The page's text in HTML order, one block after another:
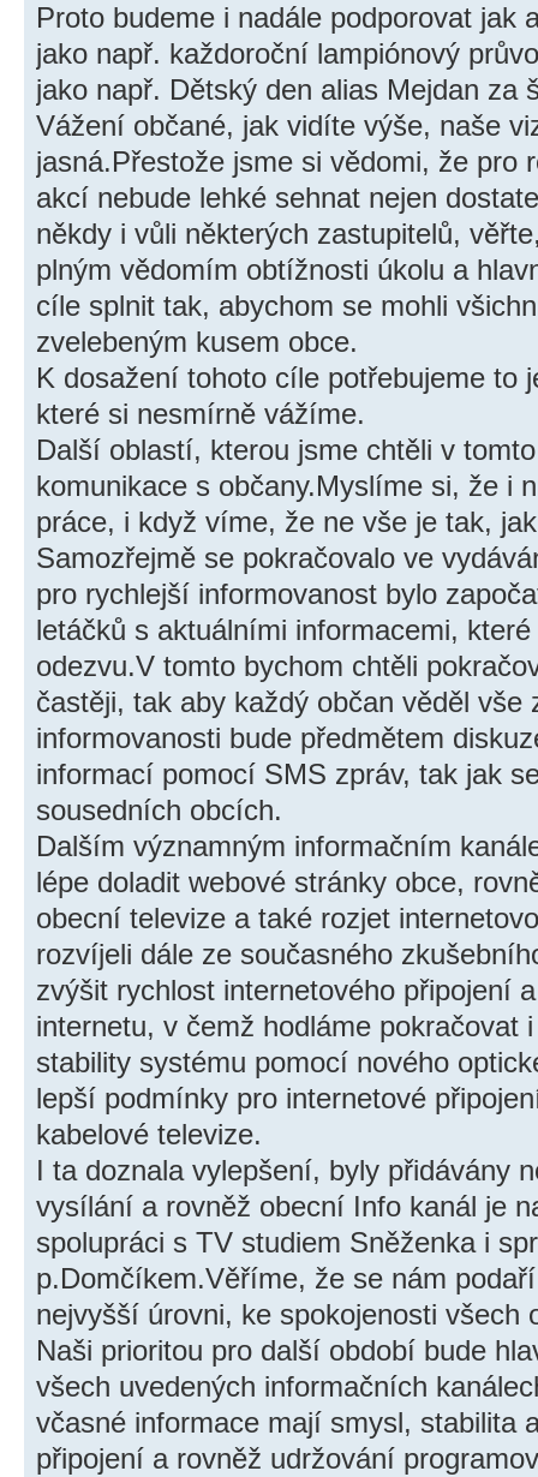
Proto budeme i nadále podporovat jak
jako např. každoroční lampiónový
jako např. Dětský den alias Mejdan za
Vážení občané, jak vidíte výše, naše
jasná.Přestože jsme si vědomi, že pro
akcí nebude lehké sehnat nejen
někdy i vůli některých zastupitelů,
plným vědomím obtížnosti úkolu a
cíle splnit tak, abychom se mohli
zvelebeným kusem obce.
K dosažení tohoto cíle potřebujeme to
které si nesmírně vážíme.
Další oblastí, kterou jsme chtěli v
komunikace s občany.Myslíme si, že i
práce, i když víme, že ne vše je tak,
Samozřejmě se pokračovalo ve
pro rychlejší informovanost bylo
letáčků s aktuálními informacemi,
odezvu.V tomto bychom chtěli
častěji, tak aby každý občan věděl vše
informovanosti bude předmětem
informací pomocí SMS zpráv, tak jak
sousedních obcích.
Dalším významným informačním
lépe doladit webové stránky obce,
obecní televize a také rozjet
rozvíjeli dále ze současného
zvýšit rychlost internetového připojení
internetu, v čemž hodláme pokračovat
stability systému pomocí nového
lepší podmínky pro internetové
kabelové televize.
I ta doznala vylepšení, byly přidávány
vysílání a rovněž obecní Info kanál je
spolupráci s TV studiem Sněženka i
p.Domčíkem.Věříme, že se nám
nejvyšší úrovni, ke spokojenosti všech
Naši prioritou pro další období bude
všech uvedených informačních
včasné informace mají smysl, stabilita
připojení a rovněž udržování